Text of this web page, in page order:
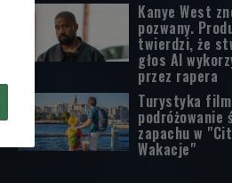
Kanye West
pozwany.
twierdzi, że
głos AI
przez rapera
Turystyka
podróżowanie
zapachu w
Wakacje"